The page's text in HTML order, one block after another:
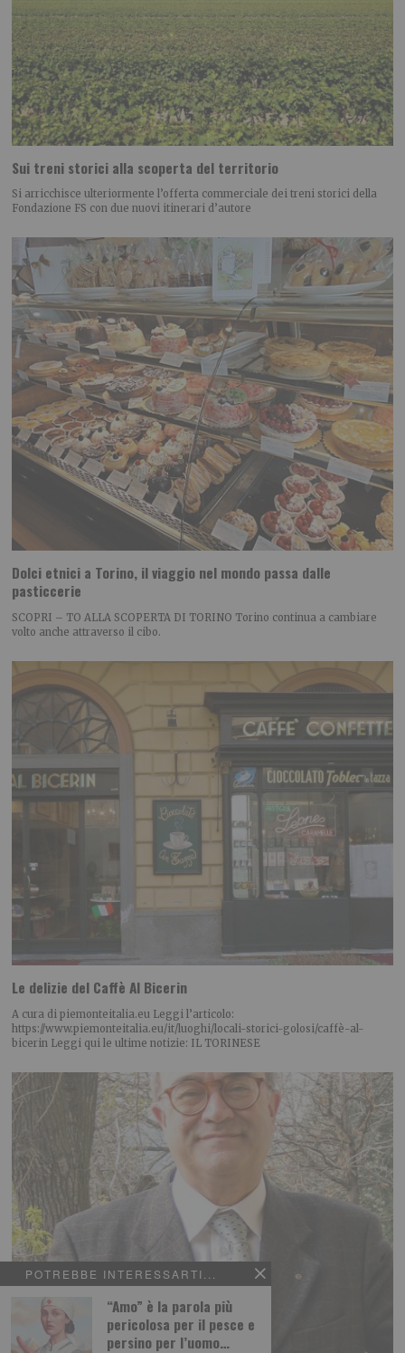
POTREBBE INTERESSARTI...
“Amo” è la parola più
pericolosa per il pesce e
persino per l’uomo…
Sui treni storici alla scoperta del territorio
Si arricchisce ulteriormente l’offerta commerciale dei treni storici della
Fondazione FS con due nuovi itinerari d’autore
Dolci etnici a Torino, il viaggio nel mondo passa dalle
pasticcerie
SCOPRI – TO ALLA SCOPERTA DI TORINO Torino continua a cambiare
volto anche attraverso il cibo.
Le delizie del Caffè Al Bicerin
A cura di piemonteitalia.eu Leggi l’articolo:
https://www.piemonteitalia.eu/it/luoghi/locali-storici-golosi/caffè-al-
bicerin Leggi qui le ultime notizie: IL TORINESE